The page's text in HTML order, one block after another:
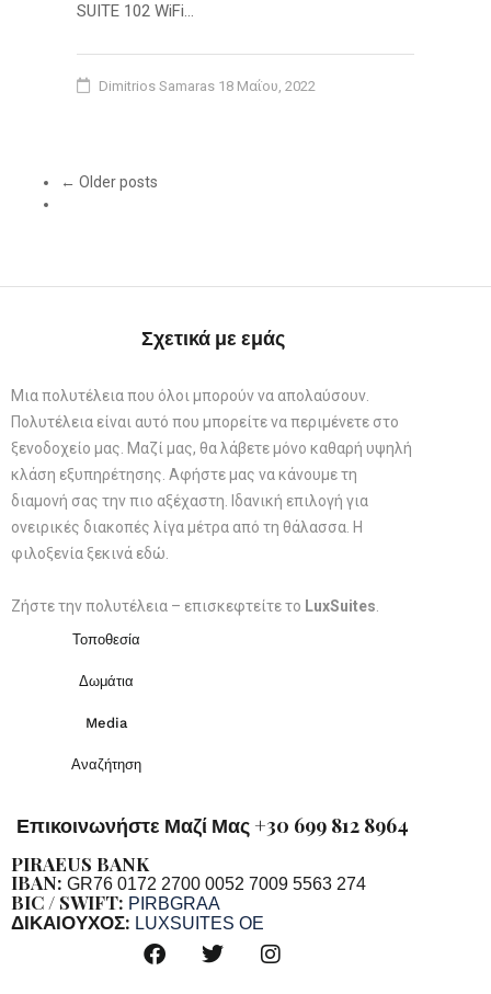
SUITE 102 WiFi…
Dimitrios Samaras 18 Μαΐου, 2022
← Older posts
Σχετικά με εμάς
Μια πολυτέλεια που όλοι μπορούν να απολαύσουν.
Πολυτέλεια είναι αυτό που μπορείτε να περιμένετε στο
ξενοδοχείο μας. Μαζί μας, θα λάβετε μόνο καθαρή υψηλή
κλάση εξυπηρέτησης. Αφήστε μας να κάνουμε τη
διαμονή σας την πιο αξέχαστη. Ιδανική επιλογή για
ονειρικές διακοπές λίγα μέτρα από τη θάλασσα. Η
φιλοξενία ξεκινά εδώ.
Ζήστε την πολυτέλεια – επισκεφτείτε το LuxSuites
Τοποθεσία
Δωμάτια
Media
Αναζήτηση
Επικοινωνήστε Μαζί Μας +30 699 812 8964
PIRAEUS BANK
IBAN: GR76 0172 2700 0052 7009 5563 274
BIC / SWIFT: PIRBGRAA
ΔΙΚΑΙΟΥΧΟΣ: LUXSUITES OE